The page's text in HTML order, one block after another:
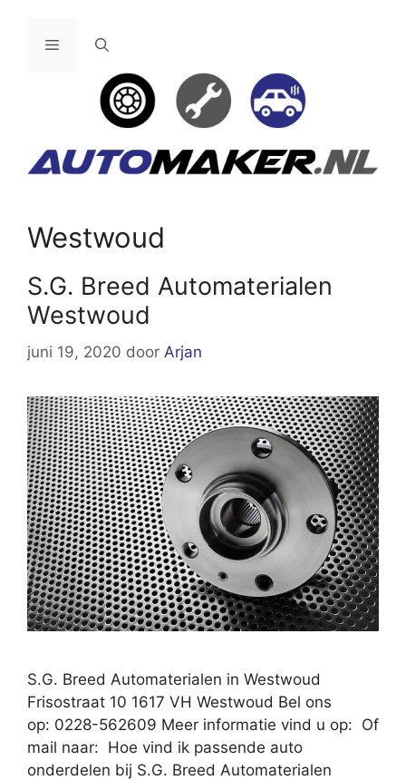
Menu
Westwoud
S.G. Breed Automaterialen
Westwoud
juni 19, 2020 door Arjan
S.G. Breed Automaterialen in Westwoud
Frisostraat 10 1617 VH Westwoud Bel ons
op: 0228-562609 Meer informatie vind u op: Of
mail naar: Hoe vind ik passende auto
onderdelen bij S.G. Breed Automaterialen